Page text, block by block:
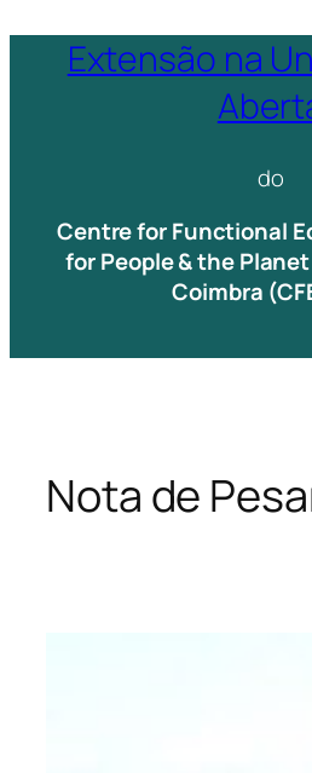
Extensão na
do
Centre for Functional
for People & the
Coimbra
Nota de